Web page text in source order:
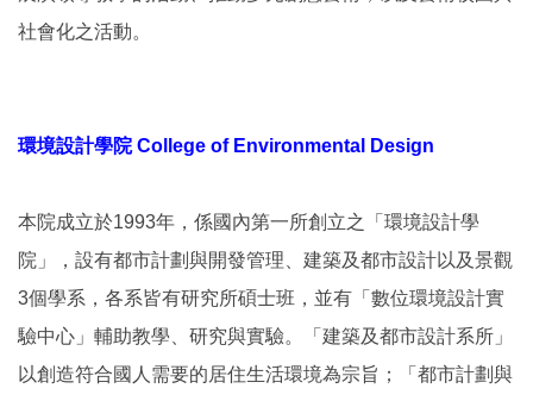
社會化之活動。
環境設計學院 College of Environmental Design
本院成立於1993年，係國內第一所創立之「環境設計學
院」，設有都市計劃與開發管理、建築及都市設計以及景觀
3個學系，各系皆有研究所碩士班，並有「數位環境設計實
驗中心」輔助教學、研究與實驗。「建築及都市設計系所」
以創造符合國人需要的居住生活環境為宗旨；「都市計劃與